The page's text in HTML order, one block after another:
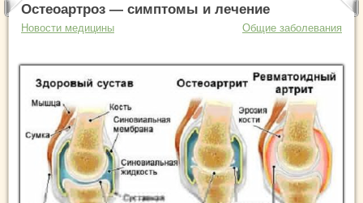
Остеоартроз — симптомы и лечение
Новости медицины Общие заболевания